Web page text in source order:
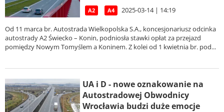
A2 A4 2025-03-14 | 14:19
Od 11 marca br. Autostrada Wielkopolska S.A., koncesjonariusz odcinka
autostrady A2 Świecko – Konin, podniosła stawki opłat za przejazd
pomiędzy Nowym Tomyślem a Koninem. Z kolei od 1 kwietnia br. pod...
UA i D - nowe oznakowanie na
Autostradowej Obwodnicy
Wrocławia budzi duże emocje